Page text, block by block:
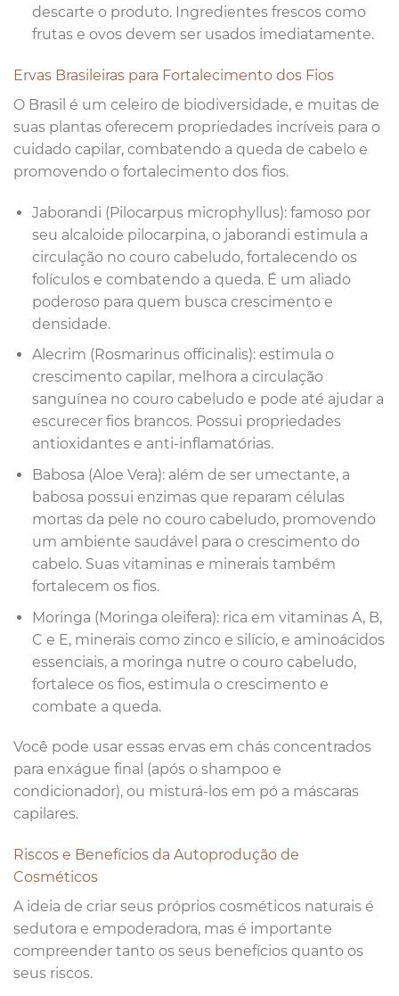
descarte o produto. Ingredientes frescos como
frutas e ovos devem ser usados imediatamente.
Ervas Brasileiras para Fortalecimento dos Fios
O Brasil é um celeiro de biodiversidade, e muitas de
suas plantas oferecem propriedades incríveis para o
cuidado capilar, combatendo a queda de cabelo e
promovendo o fortalecimento dos fios.
Jaborandi (Pilocarpus microphyllus): famoso por
seu alcaloide pilocarpina, o jaborandi estimula a
circulação no couro cabeludo, fortalecendo os
folículos e combatendo a queda. É um aliado
poderoso para quem busca crescimento e
densidade.
Alecrim (Rosmarinus officinalis): estimula o
crescimento capilar, melhora a circulação
sanguínea no couro cabeludo e pode até ajudar a
escurecer fios brancos. Possui propriedades
antioxidantes e anti-inflamatórias.
Babosa (Aloe Vera): além de ser umectante, a
babosa possui enzimas que reparam células
mortas da pele no couro cabeludo, promovendo
um ambiente saudável para o crescimento do
cabelo. Suas vitaminas e minerais também
fortalecem os fios.
Moringa (Moringa oleifera): rica em vitaminas A, B,
C e E, minerais como zinco e silício, e aminoácidos
essenciais, a moringa nutre o couro cabeludo,
fortalece os fios, estimula o crescimento e
combate a queda.
Você pode usar essas ervas em chás concentrados
para enxágue final (após o shampoo e
condicionador), ou misturá-los em pó a máscaras
capilares.
Riscos e Benefícios da Autoprodução de
Cosméticos
A ideia de criar seus próprios cosméticos naturais é
sedutora e empoderadora, mas é importante
compreender tanto os seus benefícios quanto os
seus riscos.